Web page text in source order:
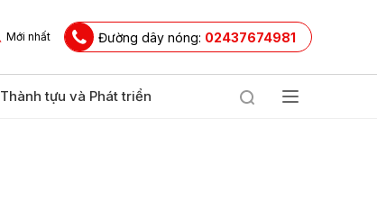
Mới nhất Đường dây nóng: 02437674981
Thành tựu và Phát triển